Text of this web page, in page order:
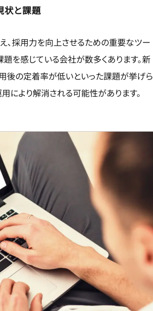
状と課題
、採用力を向上させるための重要なツー
を感じている会社が数多くあります。新
後の定着率が低いといった課題が挙げら
により解消される可能性があります。